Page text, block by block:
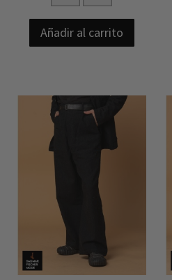
Añadir al carrito